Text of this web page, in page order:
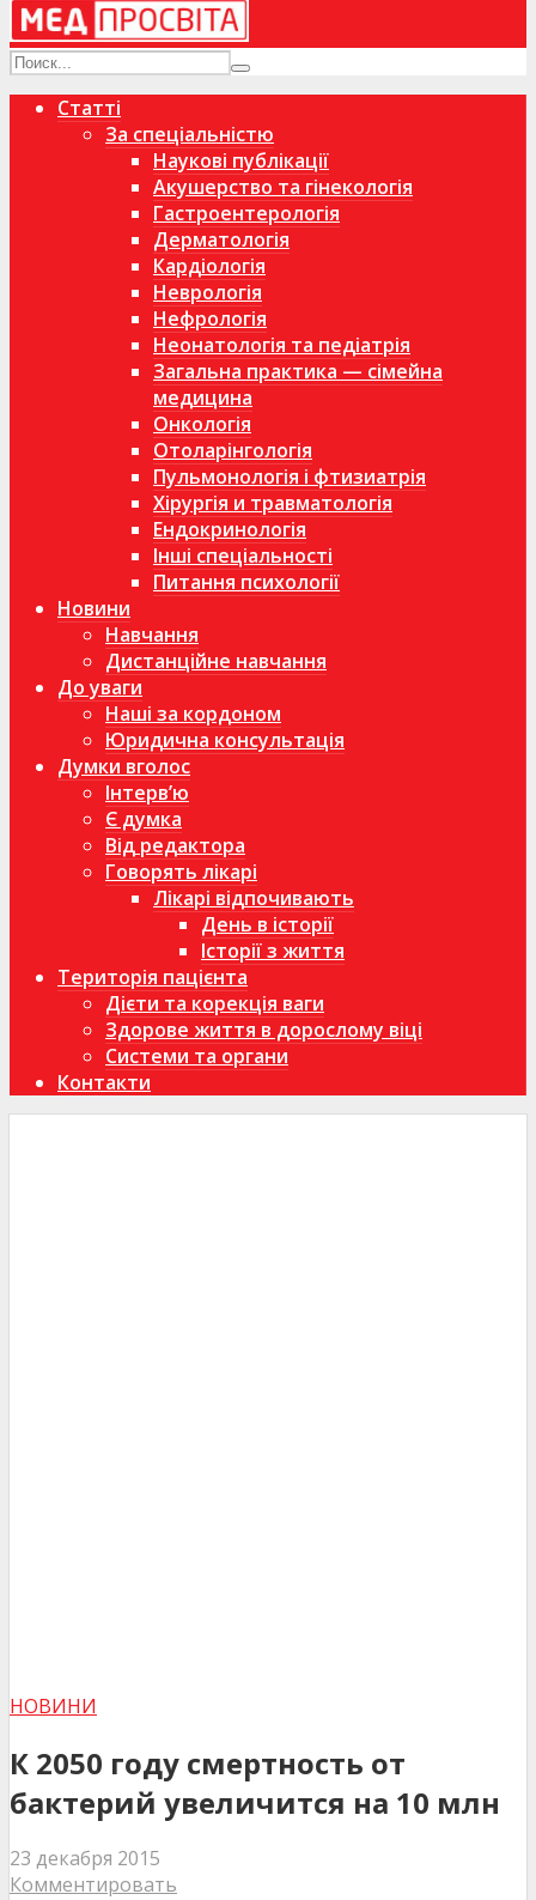
Статті
За спеціальністю
Наукові публікації
Акушерство та гінекологія
Гастроентерологія
Дерматологія
Кардіологія
Неврологія
Нефрологія
Неонатологія та педіатрія
Загальна практика — сімейна
медицина
Онкологія
Отоларінгологія
Пульмонологія і фтизиатрія
Хірургія и травматологія
Ендокринологія
Інші спеціальності
Питання психології
Новини
Навчання
Дистанційне навчання
До уваги
Наші за кордоном
Юридична консультація
Думки вголос
Інтерв’ю
Є думка
Від редактора
Говорять лікарі
Лікарі відпочивають
День в історії
Історії з життя
Територія пацієнта
Дієти та корекція ваги
Здорове життя в дорослому віці
Системи та органи
Контакти
НОВИНИ
К 2050 году смертность от
бактерий увеличится на 10 млн
23 декабря 2015
Комментировать